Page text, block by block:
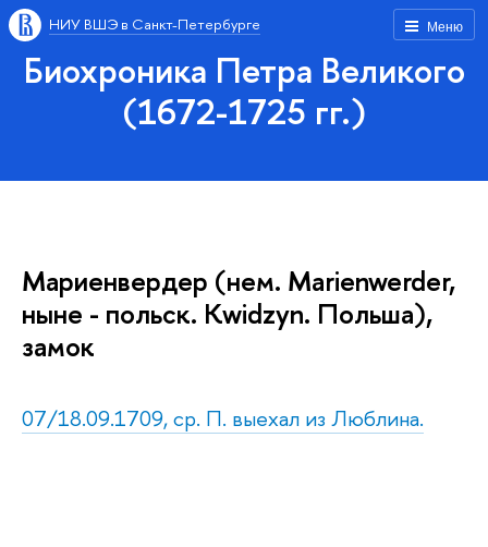
Меню
НИУ ВШЭ в Санкт-Петербурге
Биохроника Петра Великого
(1672-1725 гг.)
Мариенвердер (нем. Marienwerder,
ныне - польск. Kwidzyn. Польша),
замок
07/18.09.1709, ср. П. выехал из Люблина.